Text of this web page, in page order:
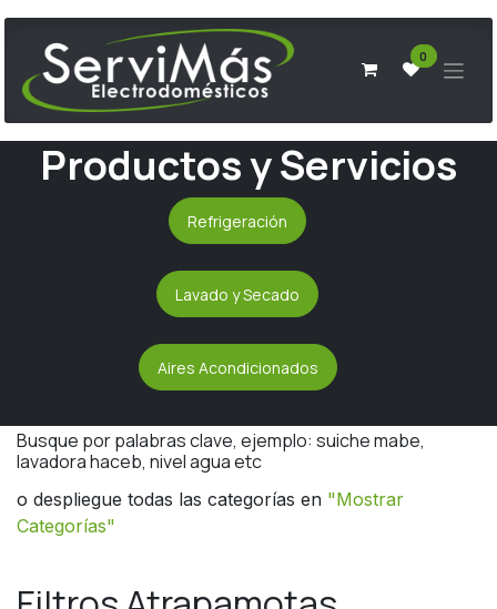
Ir al contenido
0
Productos y Servicios
Refrigeración
Lavado y Secado
Aires Acondicionados
Busque por palabras clave, ejemplo: suiche mabe,
lavadora haceb, nivel agua etc
o despliegue todas las categorías en "Mostrar
Categorías"